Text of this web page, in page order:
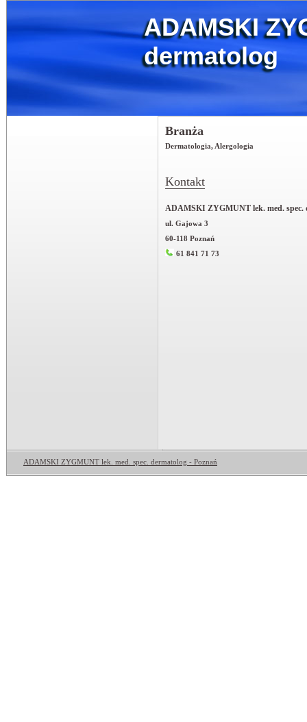
ADAMSKI
dermatolog
Branża
Dermatologia, Alergologia
Kontakt
ADAMSKI ZYGMUNT lek. med. spec.
ul. Gajowa 3
60-118 Poznań
61 841 71 73
ADAMSKI ZYGMUNT lek. med. spec. dermatolog - Poznań